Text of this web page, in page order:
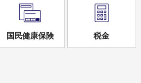
国民健康保険 税金